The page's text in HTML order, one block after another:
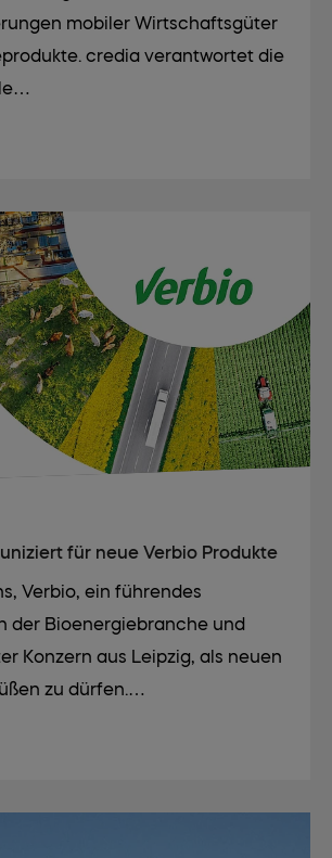
mobiler Wirtschaftsgüter
credia verantwortet die
für neue Verbio Produkte
Verbio, ein führendes
der Bioenergiebranche und
Konzern aus Leipzig, als neuen
zu dürfen.…